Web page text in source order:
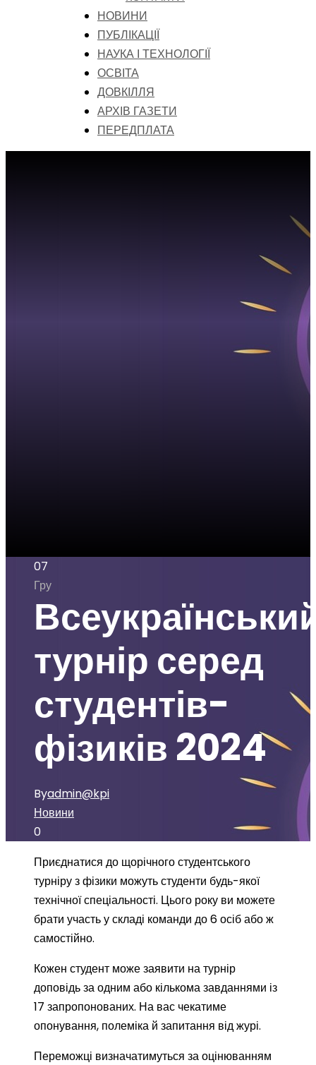
НОВИНИ
ПУБЛІКАЦІЇ
НАУКА І ТЕХНОЛОГІЇ
ОСВІТА
ДОВКІЛЛЯ
АРХІВ ГАЗЕТИ
ПЕРЕДПЛАТА
07
Гру
турнір серед
студентів-
фізиків 2024
Byadmin@kpi
Новини
0
Приєднатися до щорічного студентського
турніру з фізики можуть студенти будь-якої
технічної спеціальності. Цього року ви можете
брати участь у складі команди до 6 осіб або ж
самостійно.
Кожен студент може заявити на турнір
доповідь за одним або кількома завданнями із
17 запропонованих. На вас чекатиме
опонування, полеміка й запитання від журі.
Переможці визначатимуться за оцінюванням